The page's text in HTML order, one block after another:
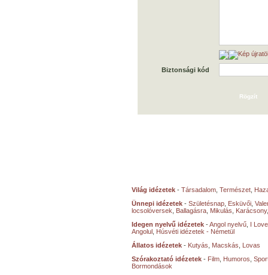
Biztonsági kód
Világ idézetek - Társadalom Természet
Ünnepi idézetek - Születésnap Esküvői
locsolóversek
Ballagásra Mikulás Karácsony
Idegen nyelvű idézetek -Angol nyelvű I
Angolul Húsvéti idézetek - Németül
Állatos idézetek - Kutyás Macskás
Lovas
Szórakoztató idézetek - Film Humoros
Bormondások